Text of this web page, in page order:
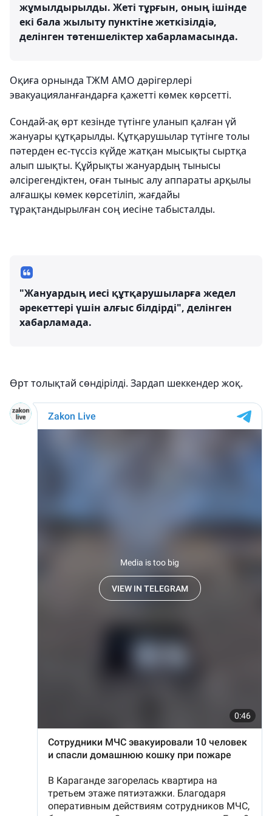
жұмылдырылды. Жеті тұрғын, оның ішінде
екі бала жылыту пунктіне жеткізілдіә,
делінген төтеншеліктер хабарламасында.
Оқиға орнында ТЖМ АМО дәрігерлері
эвакуацияланғандарға қажетті көмек көрсетті.
Сондай-ақ өрт кезінде түтінге уланып қалған үй
жануары құтқарылды. Құтқарушылар түтінге толы
пәтерден ес-түссіз күйде жатқан мысықты сыртқа
алып шықты. Құйрықты жануардың тынысы
әлсірегендіктен, оған тыныс алу аппараты арқылы
алғашқы көмек көрсетіліп, жағдайы
тұрақтандырылған соң иесіне табысталды.
"Жануардың иесі құтқарушыларға жедел
әрекеттері үшін алғыс білдірді", делінген
хабарламада.
Өрт толықтай сөндірілді. Зардап шеккендер жоқ.